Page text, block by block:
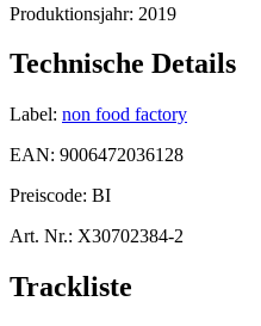
Produktionsjahr: 2019
Technische Details
Label: non food factory
EAN: 9006472036128
Preiscode: BI
Art. Nr.: X30702384-2
Trackliste